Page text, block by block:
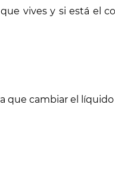
vives y si está el
que cambiar el